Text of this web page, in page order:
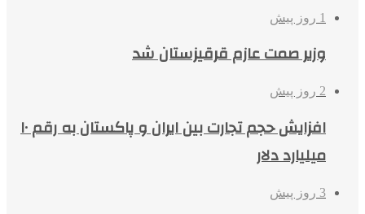
1 روز پیش
وزیر صمت عازم قرقیزستان شد
2 روز پیش
افزایش حجم تجارت بین ایران و پاکستان به رقم ۱۰
میلیارد دلار
3 روز پیش